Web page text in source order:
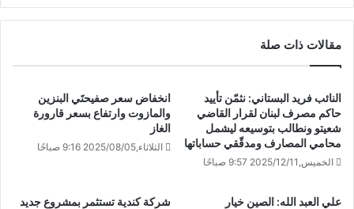
مقالات ذات صلة
النائب فريد البستاني: نثمّن تأييد
حاكم مصرف لبنان لقرار القاضي
شعيتو ونطالب بتوسيعه ليشمل
محامي المصارف ومدقّقي حساباتها
الخميس,2025/12/11 9:57 صباحًا
انخفاض سعر صفيحتَي البنزين
والمازوت وارتفاع بسعر قارورة
الغاز
الثلاثاء,2025/08/05 9:16 صباحًا
علي العبد الله: الصين خيار
شركة كندية تستثمر بمشروع جديد